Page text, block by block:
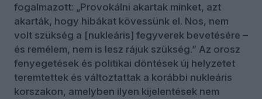
fogalmazott: „Provokálni akartak minket, azt
akarták, hogy hibákat kövessünk el. Nos, nem
volt szükség a [nukleáris] fegyverek bevetésére –
és remélem, nem is lesz rájuk szükség.” Az orosz
fenyegetések és politikai döntések új helyzetet
teremtettek és változtattak a korábbi nukleáris
korszakon, amelyben ilyen kijelentések nem